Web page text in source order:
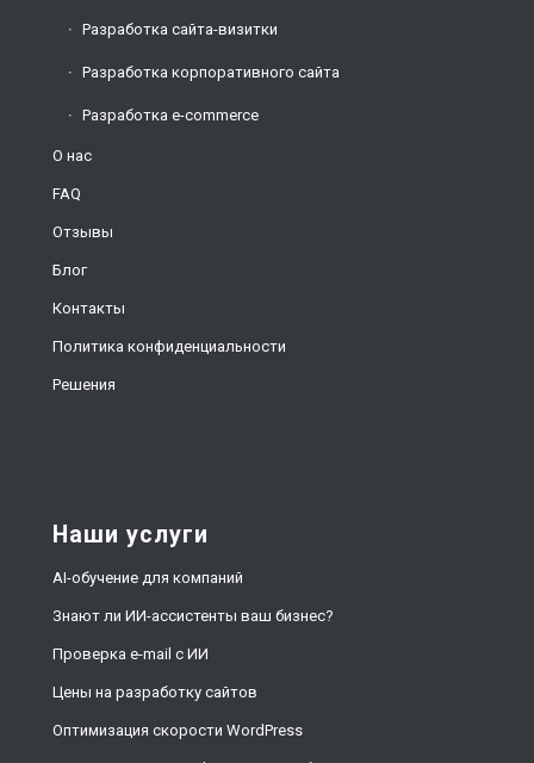
Разработка сайта-визитки
Разработка корпоративного сайта
Разработка e-commerce
О нас
FAQ
Отзывы
Блог
Контакты
Политика конфиденциальности
Решения
Наши услуги
AI-обучение для компаний
Знают ли ИИ-ассистенты ваш бизнес?
Проверка e-mail с ИИ
Цены на разработку сайтов
Оптимизация скорости WordPress